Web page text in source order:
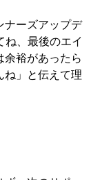
ナーズアップデ
、最後のエイ
余裕があったら
ね」と伝えて理